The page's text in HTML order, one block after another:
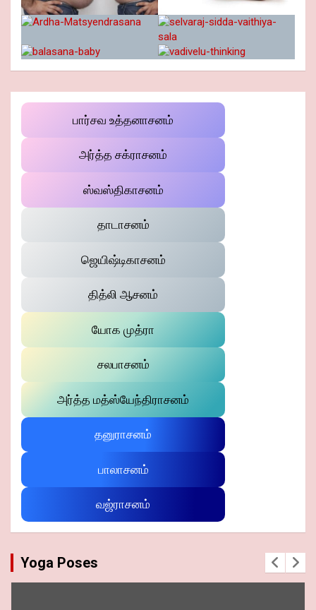
பார்சவ உத்தனாசனம்
அர்த்த சக்ராசனம்
ஸ்வஸ்திகாசனம்
தாடாசனம்
ஜெயிஷ்டிகாசனம்
தித்லி ஆசனம்
யோக முத்ரா
சலபாசனம்
அர்த்த மத்ஸ்யேந்திராசனம்
தனுராசனம்
பாலாசனம்
வஜ்ராசனம்
Yoga Poses